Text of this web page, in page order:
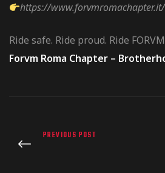
https://www.forvmromachapter.it/
Ride safe. Ride proud. Ride
Forvm Roma Chapter –
PREVIOUS POST